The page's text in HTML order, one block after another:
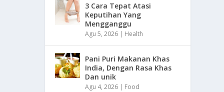
3 Cara Tepat Atasi
Keputihan Yang
Mengganggu
Agu 5, 2026 | Health
Pani Puri Makanan Khas
India, Dengan Rasa Khas
Dan unik
Agu 4, 2026 | Food